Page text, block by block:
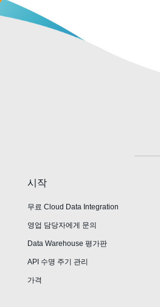
시작
무료 Cloud Data Integration
영업 담당자에게 문의
Data Warehouse 평가판
API 수명 주기 관리
가격